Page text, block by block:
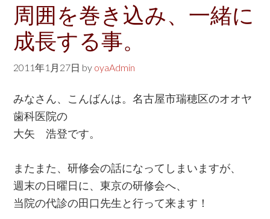
周囲を巻き込み、一緒に
成長する事。
2011年1月27日 by oyaAdmin
みなさん、こんばんは。名古屋市瑞穂区のオオヤ
歯科医院の
大矢 浩登です。
またまた、研修会の話になってしまいますが、
週末の日曜日に、東京の研修会へ、
当院の代診の田口先生と行って来ます！